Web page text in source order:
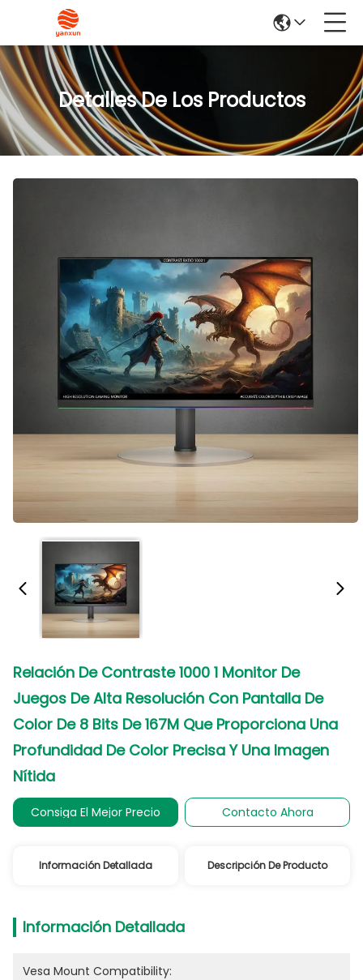
Detalles De Los Productos
Relación De Contraste 1000 1 Monitor De
Juegos De Alta Resolución Con Pantalla De
Color De 8 Bits De 167M Que Proporciona Una
Profundidad De Color Precisa Y Una Imagen
Nítida
Consiga El Mejor Precio Contacto Ahora
Información Detallada Descripción De Producto
Información Detallada
Vesa Mount Compatibility: